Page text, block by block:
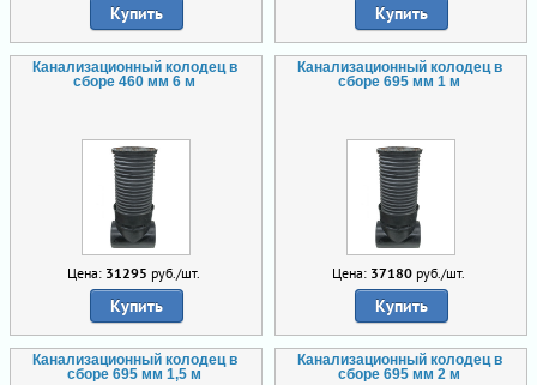
Купить Купить
Канализационный колодец в
сборе 460 мм 6 м
Цена: 31295 руб./шт.
Купить
Канализационный колодец в
сборе 695 мм 1 м
Цена: 37180руб./шт.
Купить
Канализационный колодец в
сборе 695 мм 1,5 м
Канализационный колодец в
сборе 695 мм 2 м